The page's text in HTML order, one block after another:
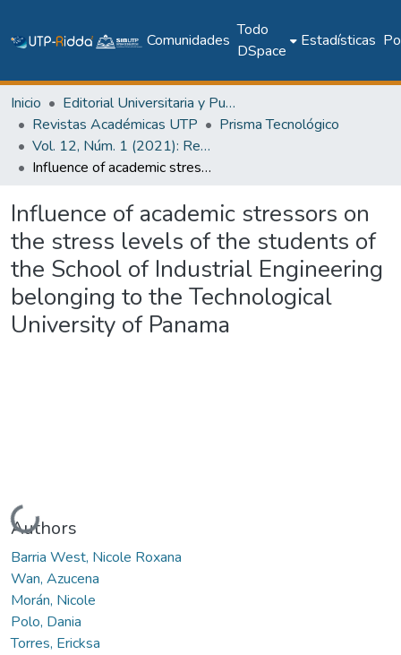
Comunidades
Todo
DSpace
Estadísticas
Inicio
Editorial Universitaria y Publicaciones Seriadas
Revistas Académicas UTP
Prisma Tecnológico
Vol. 12, Núm. 1 (2021): Revista Prisma Tecnológico
Influence of academic stressors on the stress levels of the students of the School of Industrial Engineering belonging to the Technological University of Panama
Influence of academic stressors on
the stress levels of the students of
the School of Industrial Engineering
belonging to the Technological
University of Panama
Cargando...
Authors
Barria West, Nicole Roxana
Wan, Azucena
Morán, Nicole
Polo, Dania
Torres, Ericksa